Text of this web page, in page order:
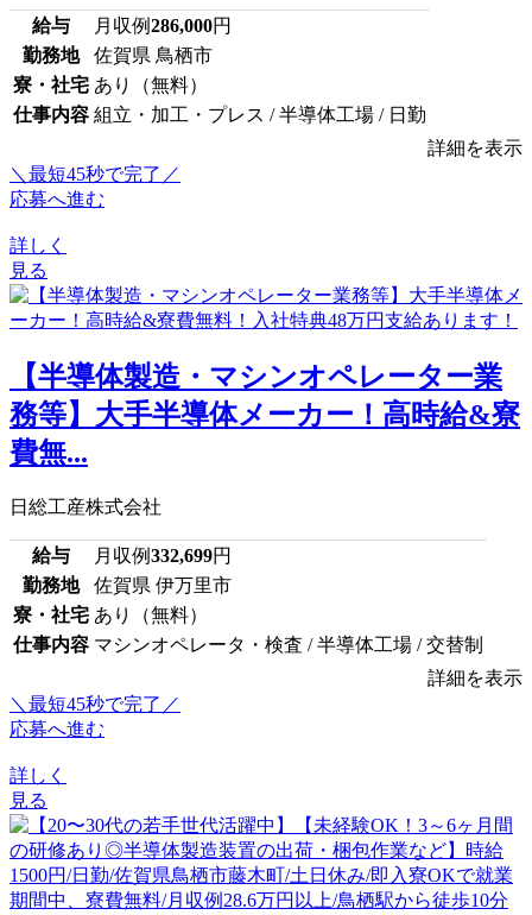
給与 月収例286,000円
勤務地
佐賀県 鳥栖市
寮・社宅 あり（無料）
仕事内容 組立・加工・プレス / 半導体工場 / 日勤
詳細を表示
＼最短45秒で完了／
応募へ進む
詳しく
見る
【半導体製造・マシンオペレーター業
務等】大手半導体メーカー！高時給&寮
費無...
日総工産株式会社
給与 月収例332,699円
勤務地
佐賀県 伊万里市
寮・社宅 あり（無料）
仕事内容 マシンオペレータ・検査 / 半導体工場 / 交替制
詳細を表示
＼最短45秒で完了／
応募へ進む
詳しく
見る